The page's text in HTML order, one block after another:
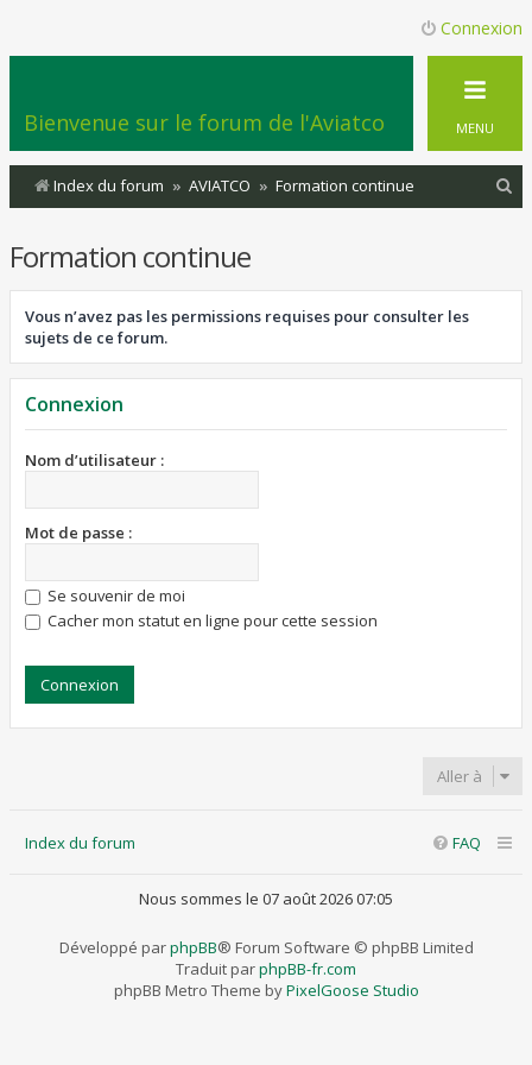
Connexion
Bienvenue sur le forum de l'Aviatco MENU
Index du forum AVIATCO Formation continue
c
Formation continue
Vous n’avez pas les permissions requises pour consulter les
sujets de ce forum.
Connexion
Nom d’utilisateur :
Mot de passe :
Se souvenir de moi
Cacher mon statut en ligne pour cette session
Aller à
Index du forum FAQ
Nous sommes le 07 août 2026 07:05
Développé parphpBB® Forum Software © phpBB Limited
Traduit parphpBB-fr.com
phpBB Metro Theme byPixelGoose Studio